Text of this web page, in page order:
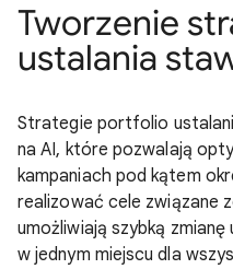
Tworzenie
ustalania
Strategie portfolio
na AI, które pozwalają
kampaniach pod kątem
realizować cele związane
umożliwiają szybką
w jednym miejscu dla